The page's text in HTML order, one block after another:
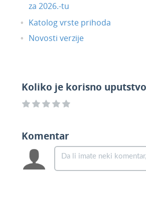
za 2026.-tu
Katolog vrste prihoda
Novosti verzije
Koliko je korisno
Komentar